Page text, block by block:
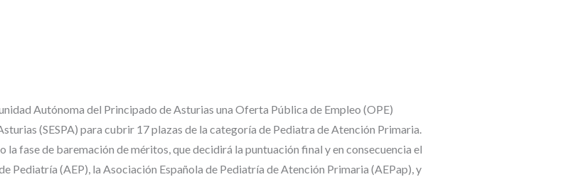
Autónoma del Principado de Asturias una Oferta Pública de Empleo (OPE)
(SESPA) para cubrir 17 plazas de la categoría de Pediatra de Atención Primaria.
la fase de baremación de méritos, que decidirá la puntuación final y en consecuencia el
Pediatría (AEP), la Asociación Española de Pediatría de Atención Primaria (AEPap), y